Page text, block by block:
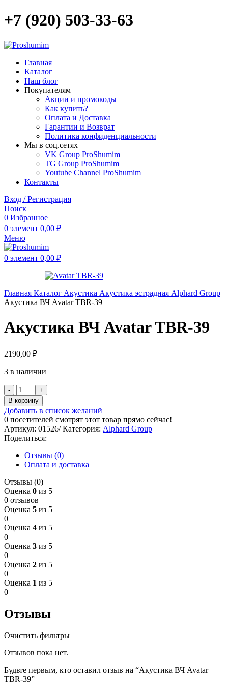
+7 (920) 503-33-63
Главная
Каталог
Наш блог
Покупателям
Акции и промокоды
Как купить?
Оплата и Доставка
Гарантии и Возврат
Политика конфиденциальности
Мы в соц.сетях
VK Group ProShumim
TG Group ProShumim
Youtube Channel ProShumim
Контакты
Вход / Регистрация
Поиск
0 Избранное
0 элемент 0,00 ₽
Меню
0 элемент 0,00 ₽
Главная Каталог Акустика Акустика эстрадная Alphard Group
Акустика ВЧ Avatar TBR-39
Акустика ВЧ Avatar TBR-39
2190,00 ₽
3 в наличии
В корзину
Добавить в список желаний
0 посетителей смотрят этот товар прямо сейчас!
Артикул: 01526/Категория: Alphard Group
Поделиться:
Отзывы (0)
Оплата и доставка
Отзывы (0)
Оценка 0 из 5
0 отзывов
Оценка 5 из 5
0
Оценка 4 из 5
0
Оценка 3 из 5
0
Оценка 2 из 5
0
Оценка 1 из 5
0
Отзывы
Очистить фильтры
Отзывов пока нет.
Будьте первым, кто оставил отзыв на “Акустика ВЧ Avatar
TBR-39”